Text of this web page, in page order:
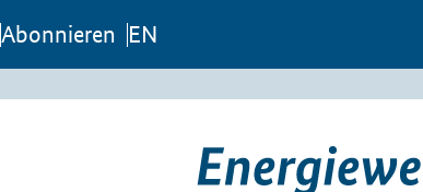
Abon­nie­ren EN